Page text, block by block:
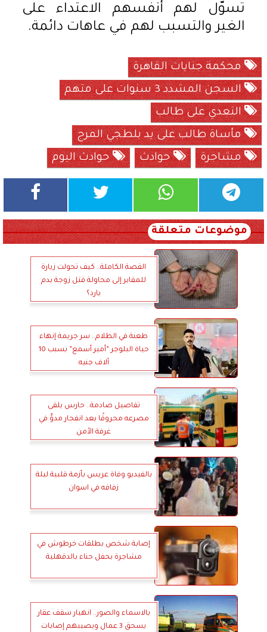
تسوّل لهم أنفسهم الاعتداء على
الغير والتسبب لهم في عاهات دائمة.
محكمة جنايات القاهرة
السجن المشدد 3 سنوات على متهم
التعدي على طالب
مأساة طالب على يد بلطجي المرج
مشاجرة
حوادث حوادث اليوم
موضوعات متعلقة
القصة الكاملة.. كيف تحولت زيارة
للمقابر إلى محاولة قتل زوجة بدم
بارد؟
طعنة في الظلام.. سر جريمة إنهاء
حياة البلوجر ”أمير أسمع” بسبب 10
آلاف جنيه
تفاصيل صادمة.. حارس يلقى
مصرعه محروقًا بعد انفجار مدوٍّ في
غرفة الأمن
بالفيديو وفاة عريس بأزمة قلبية ليلة
زفافه في اسوان
إصابة شخص بطلقات خرطوش في
مشاجرة بحفل حناء بالدقهلية
بالاسماء والصور.. انهيار سقف عقار
يسحق 3 عمال ويصيبهم إصابات